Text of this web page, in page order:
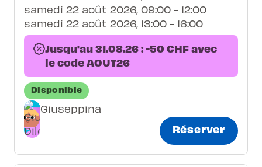
samedi 22 août 2026, 09:00 - 12:00
samedi 22 août 2026, 13:00 - 16:00
Jusqu'au 31.08.26 : -50 CHF avec
le code AOUT26
Disponible
Giuseppina
Réserver